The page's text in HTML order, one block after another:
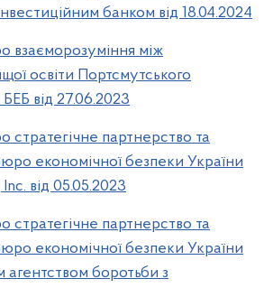
банком від 18.04.2024
взаєморозуміння між
освіти Портсмутського
від 27.06.2023
партнерство та
економічної безпеки України
від 05.05.2023
партнерство та
економічної безпеки України
агентством боротьби з